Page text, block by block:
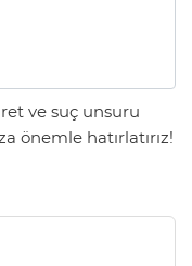
ve suç unsuru
önemle hatırlatırız!